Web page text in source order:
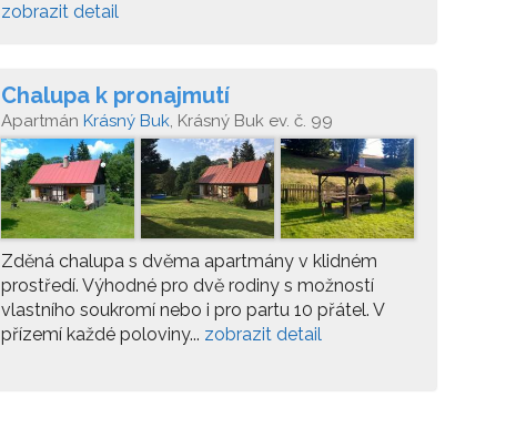
zobrazit detail
Chalupa k pronajmutí
Apartmán Krásný Buk, Krásný Buk ev. č. 99
Zděná chalupa s dvěma apartmány v klidném
prostředí. Výhodné pro dvě rodiny s možností
vlastního soukromí nebo i pro partu 10 přátel. V
přízemí každé poloviny... zobrazit detail